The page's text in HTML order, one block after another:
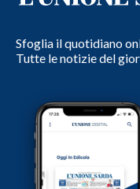
Sfoglia il quotidiano
Tutte le notizie del